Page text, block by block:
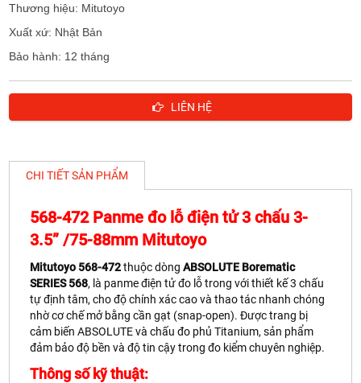
Thương hiệu: Mitutoyo
Xuất xứ: Nhật Bản
Bảo hành: 12 tháng
LIÊN HỆ
CHI TIẾT SẢN PHẨM
568-472 Panme đo lỗ điện tử 3 chấu 3-
3.5” /75-88mm Mitutoyo
Mitutoyo 568-472thuộc dòngABSOLUTE Borematic
SERIES 568, là panme điện tử đo lỗ trong với thiết kế 3 chấu
tự định tâm, cho độ chính xác cao và thao tác nhanh chóng
nhờ cơ chế mở bằng cần gạt (snap-open). Được trang bị
cảm biến ABSOLUTE và chấu đo phủ Titanium, sản phẩm
đảm bảo độ bền và độ tin cậy trong đo kiểm chuyên nghiệp.
Thông số kỹ thuật: